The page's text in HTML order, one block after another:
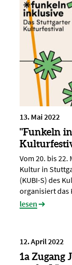
13. Mai 2022
"Funkeln
Vom 20. bis
Kultur in
(KUBI-S) des
organisiert das
lesen
12. April 2022
1a Zugang